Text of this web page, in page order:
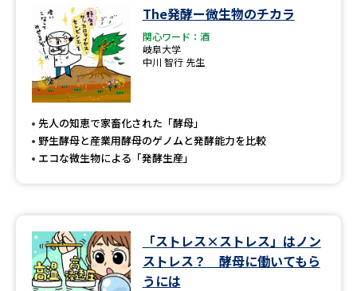
過去問題集
大学・短大以外の資料から請求
専門学校の資料請求
留学・進学関連、塾・予備校
大学入学共通テスト「受験案
内」の請求
高等学校（情報）教員資格認定
The発酵ー微生物のチカラ
関心ワード：酒
岐阜大学
中川 智行 先生
先人の知恵で家畜化された「酵母」
野生酵母と産業用酵母のゲノムと発酵能力を比較
エコな微生物による「発酵生産」
「ストレス×ストレス」はノン
ストレス？ 酵母に働いてもら
うには